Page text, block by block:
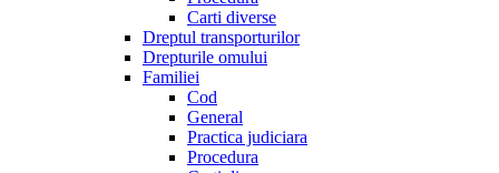
Carti diverse
Dreptul transporturilor
Drepturile omului
Familiei
Cod
General
Practica judiciara
Procedura